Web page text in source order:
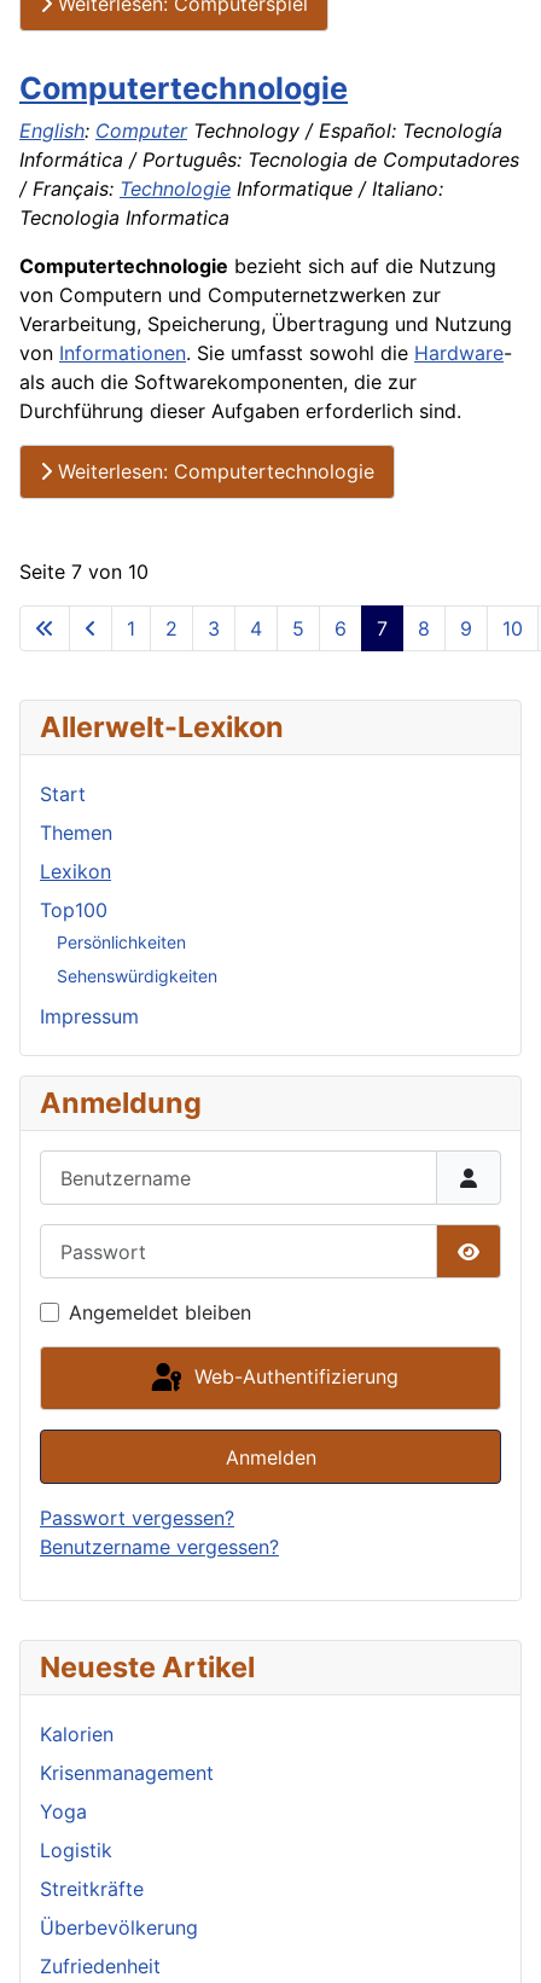
Neueste Artikel
Kalorien
Krisenmanagement
Yoga
Logistik
Streitkräfte
Überbevölkerung
Zufriedenheit
Computertechnologie
English: ComputerTechnology / Español: Tecnología
Informática / Português: Tecnologia de Computadores
/ Français: Technologie Informatique / Italiano:
Tecnologia Informatica
Computertechnologie bezieht sich auf die Nutzung
von Computern und Computernetzwerken zur
Verarbeitung, Speicherung, Übertragung und Nutzung
von Informationen. Sie umfasst sowohl die Hardware-
als auch die Softwarekomponenten, die zur
Durchführung dieser Aufgaben erforderlich sind.
Weiterlesen: Computertechnologie
Seite 7 von 10
1 2 3 4 5 6 7 8 9 10
Allerwelt-Lexikon
Start
Themen
Lexikon
Top100
Persönlichkeiten
Sehenswürdigkeiten
Impressum
Anmeldung
Angemeldet bleiben
Web-Authentifizierung
Anmelden
Passwort vergessen?
Benutzername vergessen?